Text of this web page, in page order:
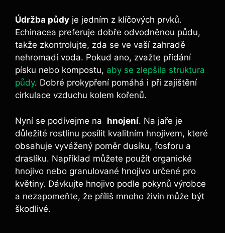
Údržba půdy je jedním z klíčových prvků.
Echinacea‌ preferuje ‌dobře odvodněnou půdu,
⁣takže ‍zkontrolujte, zda se ve vaší zahradě
‌nehromadí voda. Pokud ano, zvažte přidání⁢
písku nebo kompostu,⁣ aby se zlepšila struktura
půdy.‍ Dobré prokypření pomáhá i při zajištění
cirkulace vzduchu kolem kořenů.
Nyní ​se podívejme na ⁢ hnojení. Na jaře je⁤
důležité rostlinu posílit kvalitním hnojivem, které
⁤obsahuje vyvážený poměr dusíku, fosforu a⁤
draslíku. Například můžete použít organické
hnojivo‍ nebo ⁢granulované hnojivo určené pro
květiny. Dávkujte ‍hnojivo podle pokynů výrobce
a nezapomeňte, ⁤že ‍příliš mnoho⁣ živin může být
škodlivé.